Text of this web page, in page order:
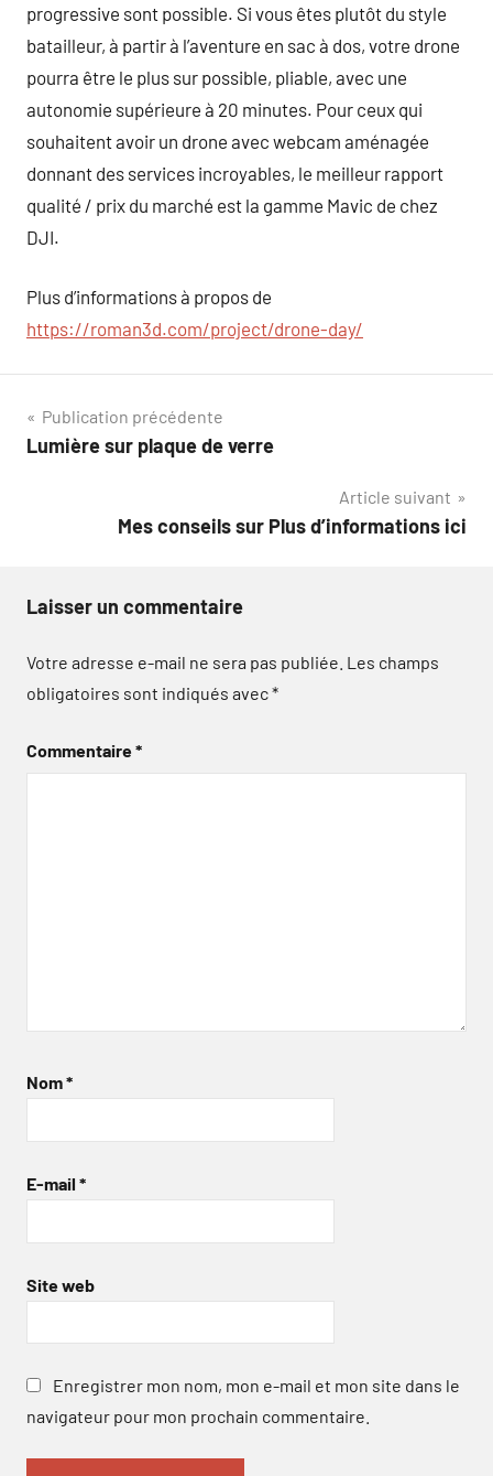
progressive sont possible. Si vous êtes plutôt du style
batailleur, à partir à l’aventure en sac à dos, votre drone
pourra être le plus sur possible, pliable, avec une
autonomie supérieure à 20 minutes. Pour ceux qui
souhaitent avoir un drone avec webcam aménagée
donnant des services incroyables, le meilleur rapport
qualité / prix du marché est la gamme Mavic de chez
DJI.
Plus d’informations à propos de
https://roman3d.com/project/drone-day/
Navigation
de
Publication précédente
Lumière sur plaque de verre
Article suivant
Mes conseils sur Plus d’informations ici
Laisser un commentaire
Votre adresse e-mail ne sera pas publiée. Les champs
obligatoires sont indiqués avec*
Commentaire*
Nom*
E-mail *
Site web
Enregistrer mon nom, mon e-mail et mon site dans le
navigateur pour mon prochain commentaire.